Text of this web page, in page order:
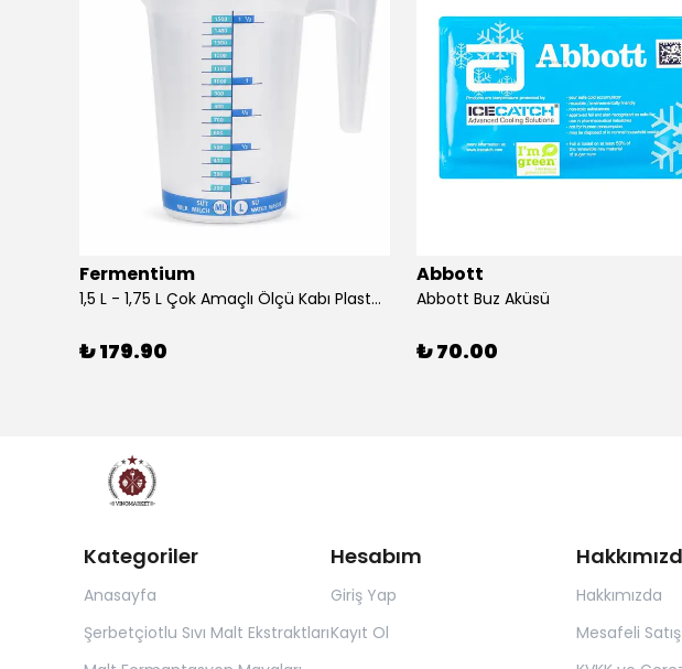
Fermentium
1,5 L - 1,75 L Çok Amaçlı Ölçü Kabı PlastArt
₺ 179.90
Abbott
Abbott Buz Aküsü
₺ 70.00
Kategoriler
Anasayfa
Şerbetçiotlu Sıvı Malt Ekstraktları
Hesabım
Giriş Yap
Kayıt Ol
Hakkımızda
Mesafeli